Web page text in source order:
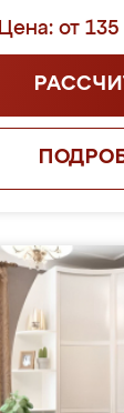
Цена: от